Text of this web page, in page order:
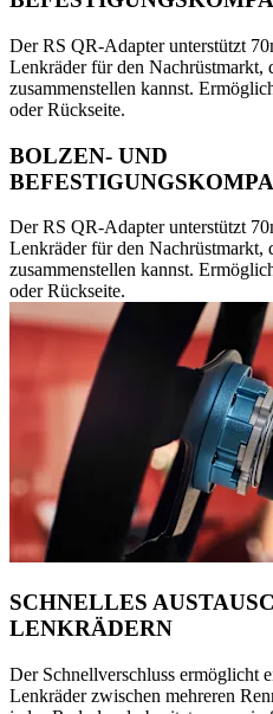
Der RS QR-Adapter unterstützt
Lenkräder für den Nachrüstmarkt,
zusammenstellen kannst.
oder Rückseite.
BOLZEN- UND
Der RS QR-Adapter unterstützt
Lenkräder für den Nachrüstmarkt,
zusammenstellen kannst.
oder Rückseite.
SCHNELLES
LENKRÄDERN
Der Schnellverschluss ermöglicht
Lenkräder zwischen mehreren